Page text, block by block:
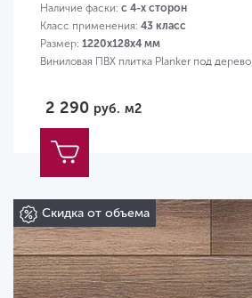
Наличие фаски: с 4-х сторон
Класс применения: 43 класс
Размер: 1220х128х4 мм
Виниловая ПВХ плитка Planker под дерево
2 290 руб. м2
Скидка от объема